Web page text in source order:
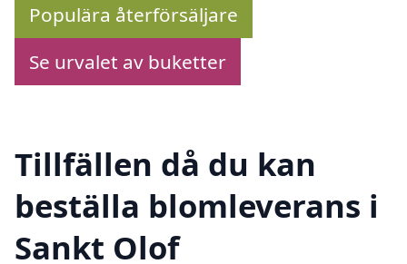
Populära återförsäljare
Se urvalet av buketter
Tillfällen då du kan
beställa blomleverans i
Sankt Olof